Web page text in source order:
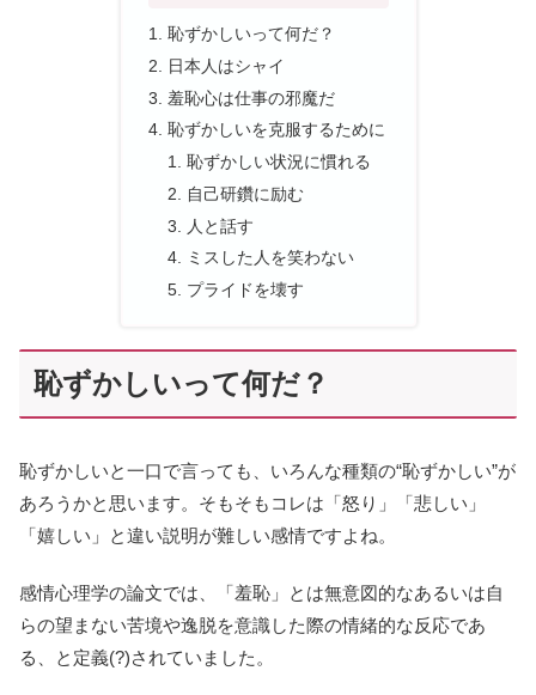
恥ずかしいって何だ？
日本人はシャイ
羞恥心は仕事の邪魔だ
恥ずかしいを克服するために
恥ずかしい状況に慣れる
自己研鑽に励む
人と話す
ミスした人を笑わない
プライドを壊す
恥ずかしいって何だ？
恥ずかしいと一口で言っても、いろんな種類の“恥ずかしい”が
あろうかと思います。そもそもコレは「怒り」「悲しい」
「嬉しい」と違い説明が難しい感情ですよね。
感情心理学の論文では、「羞恥」とは無意図的なあるいは自
らの望まない苦境や逸脱を意識した際の情緒的な反応であ
る、と定義(?)されていました。